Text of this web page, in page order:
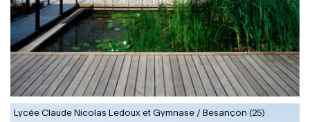
Lycée Claude Nicolas Ledoux et Gymnase / Besançon (25)